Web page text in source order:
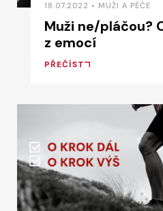
18.07.2022 • MUŽI A PÉČE
Muži ne/pláčou?
z emocí
PŘEČÍST